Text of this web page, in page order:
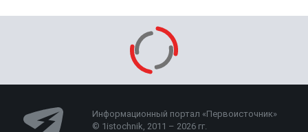
Информационный портал «Первоисточник»
© 1istochnik, 2011 – 2026 гг.